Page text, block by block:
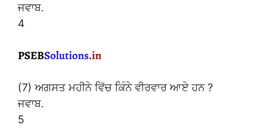
ਜਵਾਬ.
4
(7) ਅਗਸਤ ਮਹੀਨੇ ਵਿੱਚ ਕਿੰਨੇ ਵੀਰਵਾਰ ਆਏ ਹਨ ?
ਜਵਾਬ.
5